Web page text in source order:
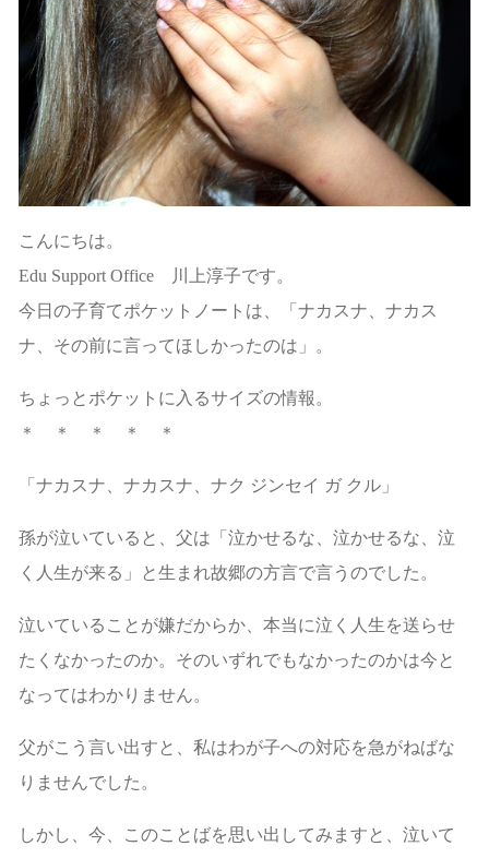
こんにちは。
Edu Support Office 川上淳子です。
今日の子育てポケットノートは、「ナカスナ、ナカス
ナ、その前に言ってほしかったのは」。
ちょっとポケットに入るサイズの情報。
＊ ＊ ＊ ＊ ＊
「ナカスナ、ナカスナ、ナク ジンセイ ガ クル」
孫が泣いていると、父は「泣かせるな、泣かせるな、泣
く人生が来る」と生まれ故郷の方言で言うのでした。
泣いていることが嫌だからか、本当に泣く人生を送らせ
たくなかったのか。そのいずれでもなかったのかは今と
なってはわかりません。
父がこう言い出すと、私はわが子への対応を急がねばな
りませんでした。
しかし、今、このことばを思い出してみますと、泣いて